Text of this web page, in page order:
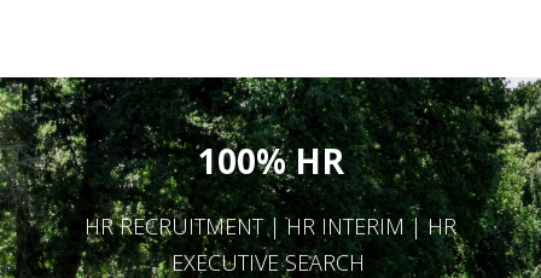
100% HR
HR RECRUITMENT | HR INTERIM | HR
EXECUTIVE SEARCH